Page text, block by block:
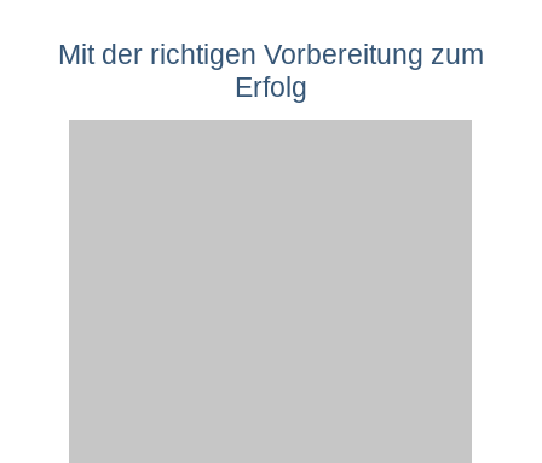
Mit der richtigen Vorbereitung zum
Erfolg